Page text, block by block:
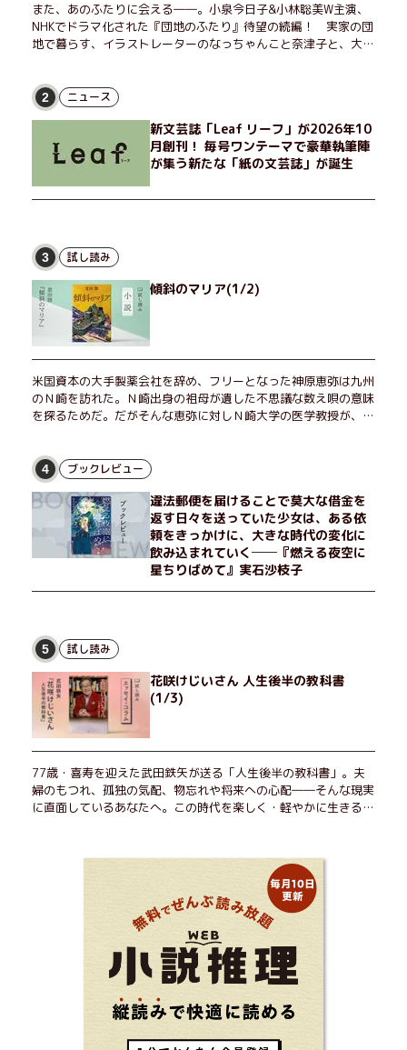
また、あのふたりに会える――。小泉今日子&小林聡美W主演、
NHKでドラマ化された『団地のふたり』待望の続編！ 実家の団
地で暮らす、イラストレーターのなっちゃんこと奈津子と、大学
げたり、部屋でふたりだけの「台湾映画祭」を催したり。50代
独身、幼なじみの変わらぬ友情とささやかな幸せの日々を描く。
2 ニュース
新文芸誌「Leaf リーフ」が2026年10
月創刊！ 毎号ワンテーマで豪華執筆陣
が集う新たな「紙の文芸誌」が誕生
3 試し読み
傾斜のマリア(1/2)
米国資本の大手製薬会社を辞め、フリーとなった神原恵弥は九州
のＮ崎を訪れた。Ｎ崎出身の祖母が遺した不思議な数え唄の意味
を探るためだ。だがそんな恵弥に対しＮ崎大学の医学教授が、米
恵弥は、まるで影のような存在の博士とまみえることはできるの
か？ そして、唄の歌詞「かたむくマリア」に込められた秘密と
は？ 謎めいたラストが鮮烈な余韻を残すシリーズ第四作！
4 ブックレビュー
違法郵便を届けることで莫大な借金を
返す日々を送っていた少女は、ある依
頼をきっかけに、大きな時代の変化に
飲み込まれていく──『燃える夜空に
星ちりばめて』実石沙枝子
5 試し読み
花咲けじいさん 人生後半の教科書
(1/3)
77歳・喜寿を迎えた武田鉄矢が送る「人生後半の教科書」。夫
婦のもつれ、孤独の気配、物忘れや将来への心配――そんな現実
に直面しているあなたへ。この時代を楽しく・軽やかに生きるヒ
ら！ 読むだけで前向きになれる一冊。